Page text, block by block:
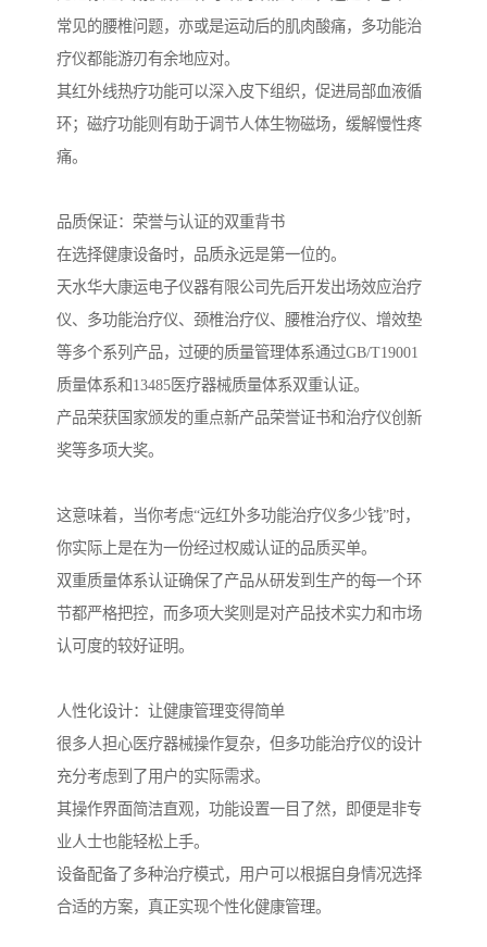
常见的腰椎问题，亦或是运动后的肌肉酸痛，多功能治
疗仪都能游刃有余地应对。
其红外线热疗功能可以深入皮下组织，促进局部血液循
环；磁疗功能则有助于调节人体生物磁场，缓解慢性疼
痛。
品质保证：荣誉与认证的双重背书
在选择健康设备时，品质永远是第一位的。
天水华大康运电子仪器有限公司先后开发出场效应治疗
仪、多功能治疗仪、颈椎治疗仪、腰椎治疗仪、增效垫
等多个系列产品，过硬的质量管理体系通过GB/T19001
质量体系和13485医疗器械质量体系双重认证。
产品荣获国家颁发的重点新产品荣誉证书和治疗仪创新
奖等多项大奖。
这意味着，当你考虑“远红外多功能治疗仪多少钱”时，
你实际上是在为一份经过权威认证的品质买单。
双重质量体系认证确保了产品从研发到生产的每一个环
节都严格把控，而多项大奖则是对产品技术实力和市场
认可度的较好证明。
人性化设计：让健康管理变得简单
很多人担心医疗器械操作复杂，但多功能治疗仪的设计
充分考虑到了用户的实际需求。
其操作界面简洁直观，功能设置一目了然，即便是非专
业人士也能轻松上手。
设备配备了多种治疗模式，用户可以根据自身情况选择
合适的方案，真正实现个性化健康管理。